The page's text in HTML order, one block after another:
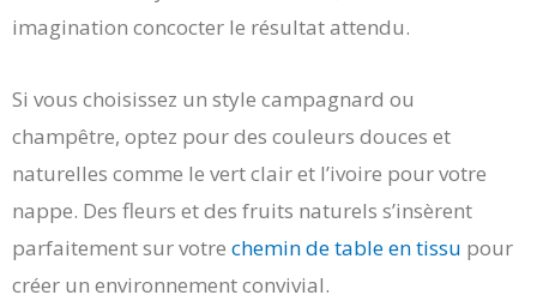
imagination concocter le résultat attendu.
Si vous choisissez un style campagnard ou
champêtre, optez pour des couleurs douces et
naturelles comme le vert clair et l’ivoire pour votre
nappe. Des fleurs et des fruits naturels s’insèrent
parfaitement sur votre chemin de table en tissu pour
créer un environnement convivial.